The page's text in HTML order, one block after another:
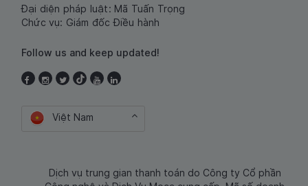
Đại diện pháp luật: Mã Tuấn Trọng
Chức vụ: Giám đốc Điều hành
Follow us and keep updated!
Việt Nam
Dịch vụ trung gian thanh toán do Công ty Cổ phần